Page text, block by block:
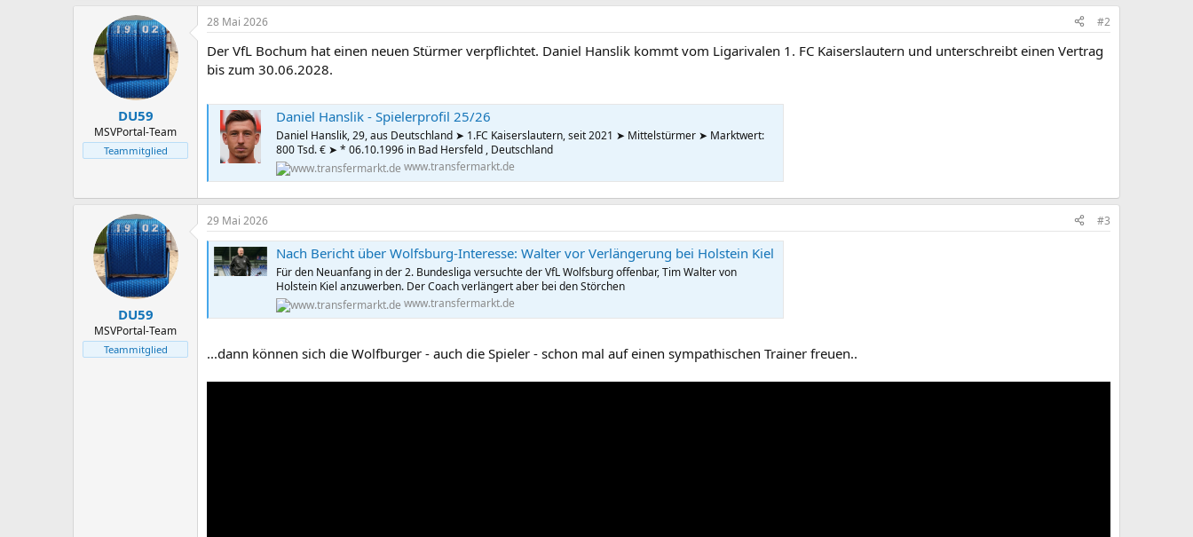
a
k
i
o
DU59
MSVPortal-Team
Teammitglied
28 Mai 2026 #2
Der VfL Bochum hat einen neuen Stürmer verpflichtet. Daniel Hanslik kommt vom Ligarivalen 1. FC Kaiserslautern und unterschreibt einen Vertrag
bis zum 30.06.2028.
Daniel Hanslik - Spielerprofil 25/26
Daniel Hanslik, 29, aus Deutschland ➤ 1.FC Kaiserslautern, seit 2021 ➤ Mittelstürmer ➤ Marktwert:
800 Tsd. € ➤ * 06.10.1996 in Bad Hersfeld , Deutschland
www.transfermarkt.de
DU59
MSVPortal-Team
Teammitglied
29 Mai 2026 #3
Nach Bericht über Wolfsburg-Interesse: Walter vor Verlängerung bei Holstein Kiel
Für den Neuanfang in der 2. Bundesliga versuchte der VfL Wolfsburg offenbar, Tim Walter von
Holstein Kiel anzuwerben. Der Coach verlängert aber bei den Störchen
www.transfermarkt.de
...dann können sich die Wolfburger - auch die Spieler - schon mal auf einen sympathischen Trainer freuen..